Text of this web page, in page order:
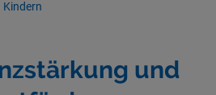
und